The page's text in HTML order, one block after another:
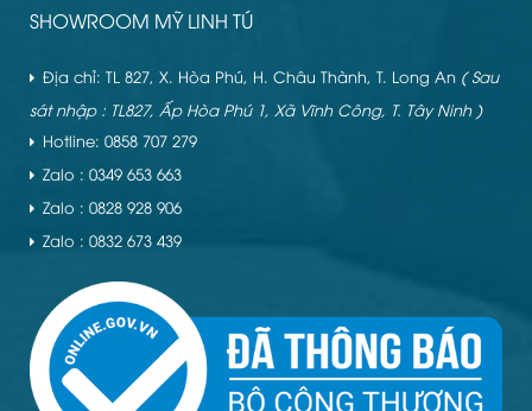
SHOWROOM MỸ LINH TÚ
Địa chỉ: TL 827, X. Hòa Phú, H. Châu Thành, T. Long An ( Sau
sát nhập : TL827, Ấp Hòa Phú 1, Xã Vĩnh Công, T. Tây Ninh )
Hotline: 0858 707 279
Zalo : 0349 653 663
Zalo : 0828 928 906
Zalo : 0832 673 439